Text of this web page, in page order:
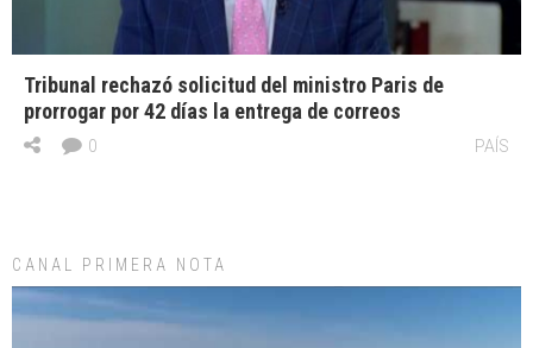
Tribunal rechazó solicitud del ministro Paris de
prorrogar por 42 días la entrega de correos
PAÍS
0
CANAL PRIMERA NOTA